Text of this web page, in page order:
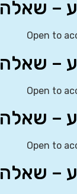
שאלה 21
Open to
שאלה 20
Open to
שאלה 19
Open to
שאלה 18